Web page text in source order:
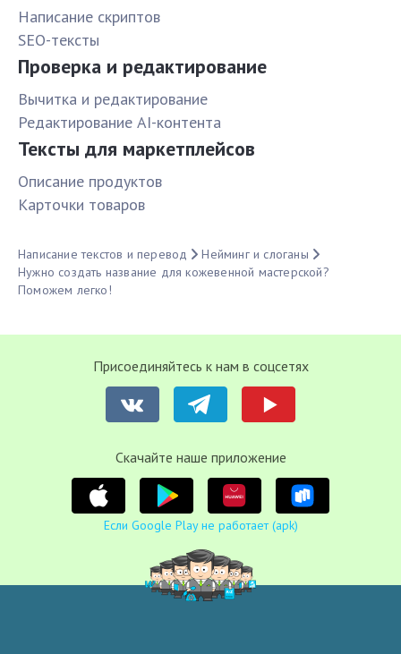
Написание скриптов
SEO-тексты
Проверка и редактирование
Вычитка и редактирование
Редактирование AI-контента
Тексты для маркетплейсов
Описание продуктов
Карточки товаров
Написание текстов и перевод
Нейминг и слоганы
Нужно создать название для кожевенной мастерской?
Поможем легко!
Присоединяйтесь к нам в соцсетях
Cкачайте наше приложение
Если Google Play не работает (apk)